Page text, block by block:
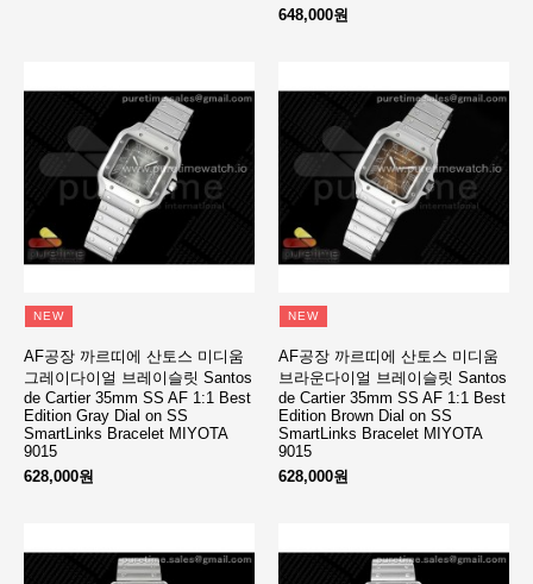
648,000원
NEW
AF공장 까르띠에 산토스 미디움
그레이다이얼 브레이슬릿 Santos
de Cartier 35mm SS AF 1:1 Best
Edition Gray Dial on SS
SmartLinks Bracelet MIYOTA
9015
628,000원
NEW
AF공장 까르띠에 산토스 미디움
브라운다이얼 브레이슬릿 Santos
de Cartier 35mm SS AF 1:1 Best
Edition Brown Dial on SS
SmartLinks Bracelet MIYOTA
9015
628,000원